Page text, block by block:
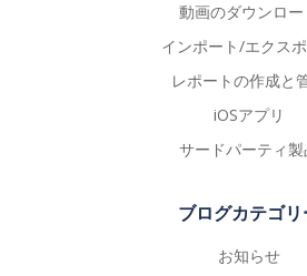
動画のダウンロー
インポート/エクス
レポートの作成と
iOSアプリ
サードパーティ製
ブログカテゴリ
お知らせ